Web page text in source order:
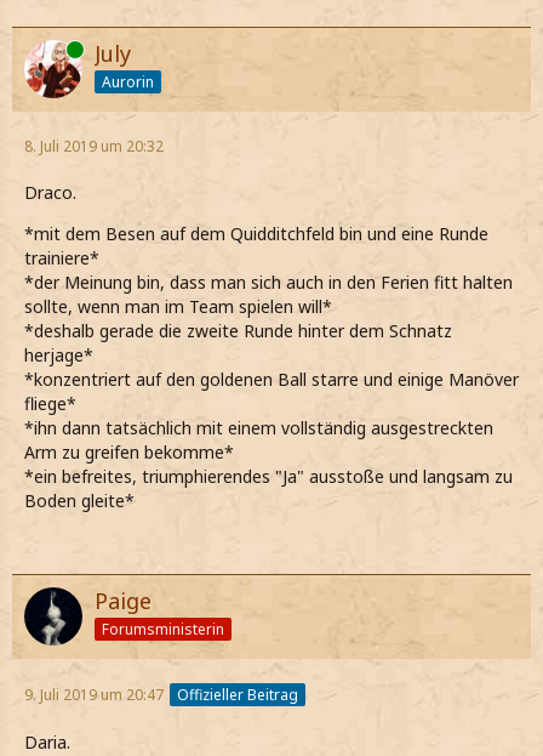
Online July
Aurorin
8. Juli 2019 um 20:32
Draco.
*mit dem Besen auf dem Quidditchfeld bin und eine Runde
trainiere*
*der Meinung bin, dass man sich auch in den Ferien fitt halten
sollte, wenn man im Team spielen will*
*deshalb gerade die zweite Runde hinter dem Schnatz
herjage*
*konzentriert auf den goldenen Ball starre und einige Manöver
fliege*
*ihn dann tatsächlich mit einem vollständig ausgestreckten
Arm zu greifen bekomme*
*ein befreites, triumphierendes "Ja" ausstoße und langsam zu
Boden gleite*
Paige
Forumsministerin
9. Juli 2019 um 20:47 Offizieller Beitrag
Daria.